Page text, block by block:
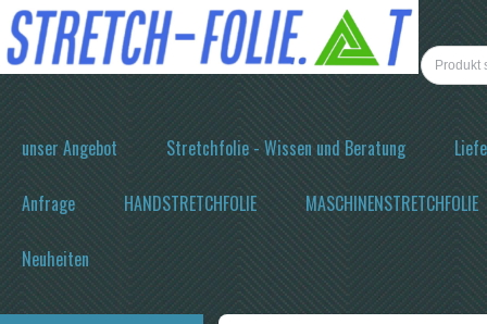
unser Angebot Stretchfolie - Wissen und Beratung
Anfrage HANDSTRETCHFOLIE MASCHINENSTRETCHFOLIE
Neuheiten